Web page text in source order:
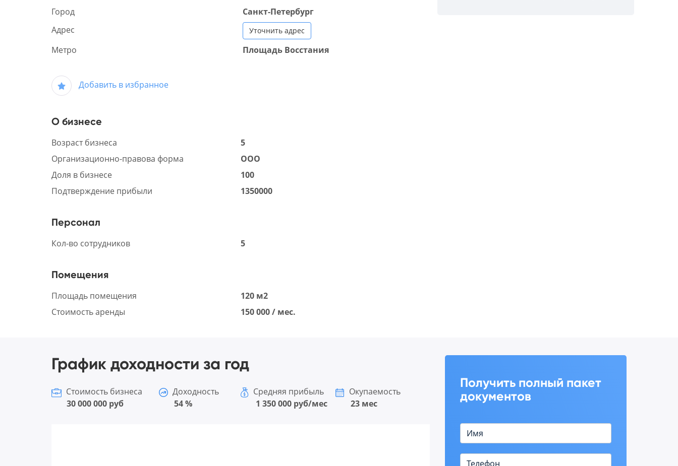
Город
Санкт-Петербург
Адрес
Уточнить адрес
Метро Площадь Восстания
Добавить в избранное
О бизнесе
Возраст бизнеса
5
Организационно-правова форма
ООО
Доля в бизнесе
100
Подтверждение прибыли
1350000
Персонал
Кол-во сотрудников 5
Помещения
Площадь помещения
120 м2
Стоимость аренды
150 000 / мес.
График доходности за год
Стоимость бизнеса
30 000 000 руб
Доходность
54 %
Средняя прибыль
1 350 000 руб/мес
Окупаемость
23 мес
Получить полный пакет
документов